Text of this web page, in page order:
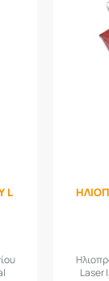
L
Laser